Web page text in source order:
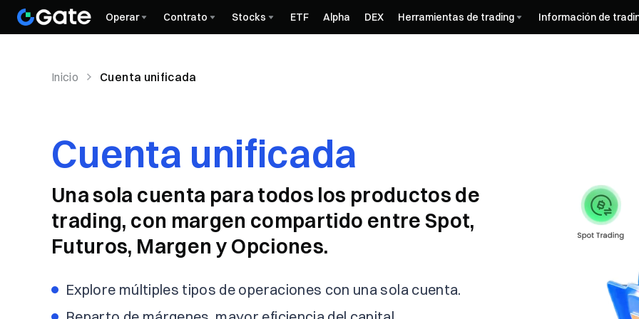
Operar Contrato Stocks ETF Alpha DEX Herramientas de trading Información de
Inicio Cuenta unificada
Cuenta unificada
Una sola cuenta para todos los productos de
trading, con margen compartido entre Spot,
Futuros, Margen y Opciones.
Explore múltiples tipos de operaciones con una sola cuenta.